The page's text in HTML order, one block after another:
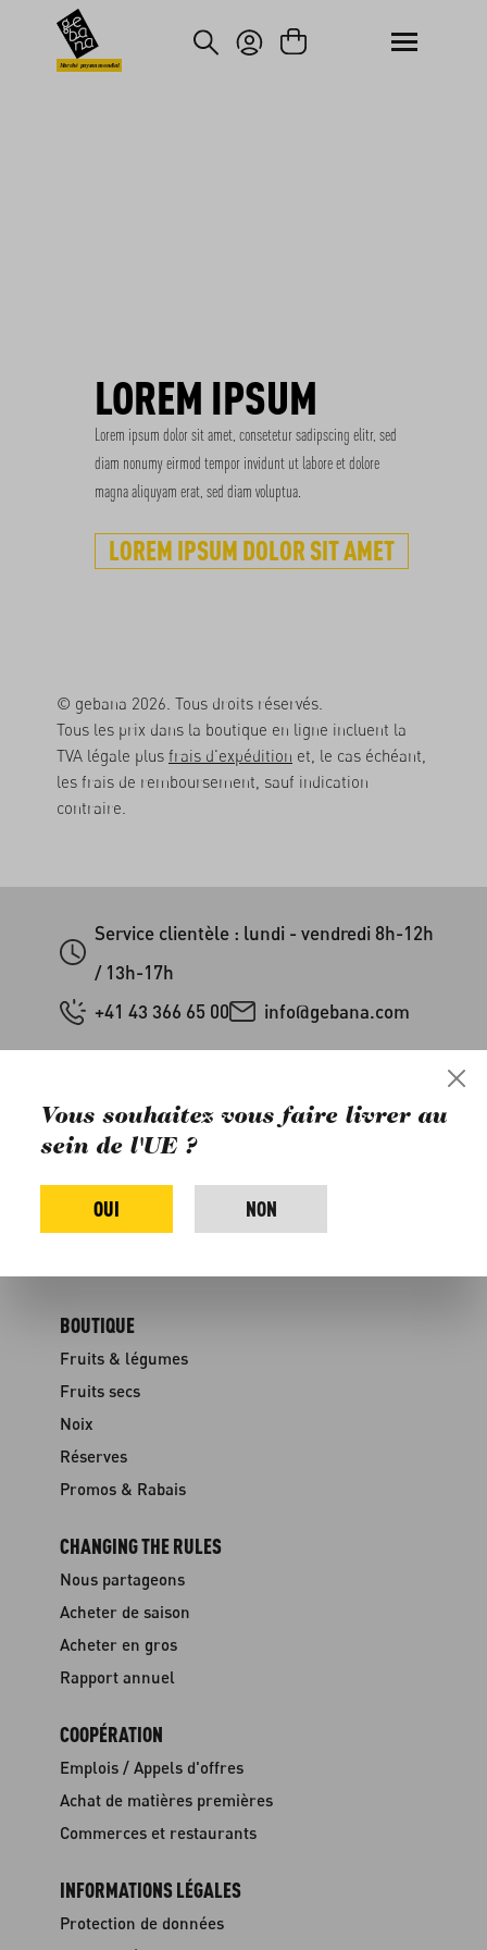
au contenu principal
Passer à la recherche
Marché paysan mondial
LOREM IPSUM
Lorem ipsum dolor sit amet, consetetur sadipscing elitr, sed
diam nonumy eirmod tempor invidunt ut labore et dolore
magna aliquyam erat, sed diam voluptua.
LOREM IPSUM DOLOR SIT AMET
© gebana 2026. Tous droits réservés.
Tous les prix dans la boutique en ligne incluent la
TVA légale plus frais d'expédition et, le cas échéant,
les frais de remboursement, sauf indication
contraire.
Service clientèle : lundi - vendredi 8h-12h
/ 13h-17h
+41 43 366 65 00
info@gebana.com
Dates de livraison
FAQ
Rabais
Contact
BOUTIQUE
Fruits & légumes
Fruits secs
Noix
Réserves
Promos & Rabais
CHANGING THE RULES
Nous partageons
Acheter de saison
Acheter en gros
Rapport annuel
COOPÉRATION
Emplois / Appels d'offres
Achat de matières premières
Commerces et restaurants
INFORMATIONS LÉGALES
Protection de données
Vous souhaitez vous faire livrer au
sein de l'UE ?
OUI NON